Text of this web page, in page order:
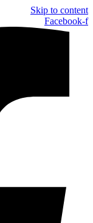
Skip to content
Facebook-f